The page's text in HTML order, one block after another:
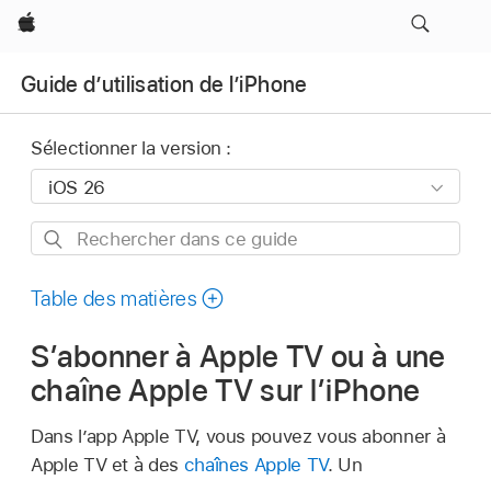
Apple
Guide d’utilisation de l’iPhone
Sélectionner la version :
Rechercher
ce
Table des matières
S’abonner à Apple TV ou à une
chaîne Apple TV sur l’iPhone
Dans l’app Apple TV, vous pouvez vous abonner à
Apple TV et à des chaînes Apple TV. Un